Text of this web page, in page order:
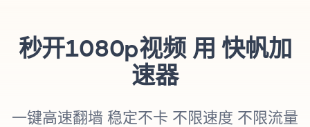
秒开1080p视频 用 快帆加
速器
一键高速翻墙 稳定不卡 不限速度 不限流量